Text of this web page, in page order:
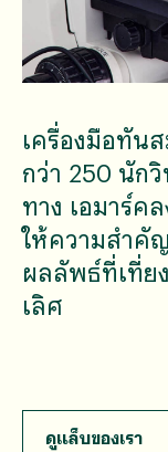
เครื่องมือทัน
กว่า 250 นัก
ทาง เอมาร์ค
ให้ความสำคั
ผลลัพธ์ที่เที่ย
เลิศ
ดูแล็บของเรา